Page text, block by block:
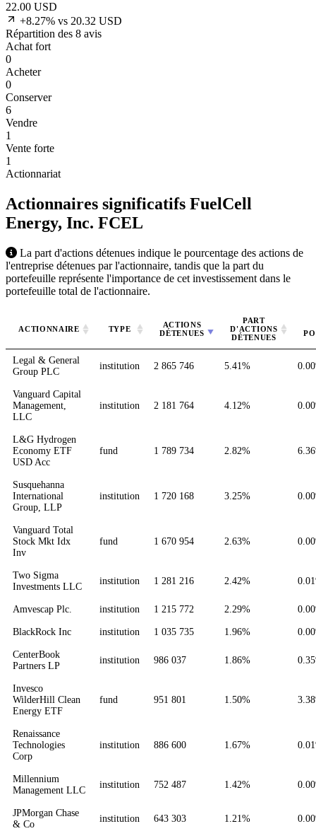
22.00 USD
+8.27% vs 20.32 USD
Répartition des 8 avis
Achat fort
0
Acheter
0
Conserver
6
Vendre
1
Vente forte
1
Actionnariat
Actionnaires significatifs FuelCell
Energy, Inc. FCEL
La part d'actions détenues indique le pourcentage des actions de
l'entreprise détenues par l'actionnaire, tandis que la part du
portefeuille représente l'importance de cet investissement dans le
portefeuille total de l'actionnaire.
ACTIONNAIRE TYPE
ACTIONS
DÉTENUES
PART
D'ACTIONS
DÉTENUES
Legal & General
Group PLC
institution 2 865 746 5.41%
Vanguard Capital
Management,
LLC
institution 2 181 764 4.12%
L&G Hydrogen
Economy ETF
USD Acc
fund 1 789 734 2.82%
Susquehanna
International
Group, LLP
institution 1 720 168 3.25%
Vanguard Total
Stock Mkt Idx
Inv
fund 1 670 954 2.63%
Two Sigma
Investments LLC
institution 1 281 216 2.42%
Amvescap Plc. institution 1 215 772 2.29%
BlackRock Inc institution 1 035 735 1.96%
CenterBook
Partners LP
institution 986 037 1.86%
Invesco
WilderHill Clean
Energy ETF
fund 951 801 1.50%
Renaissance
Technologies
Corp
institution 886 600 1.67%
Millennium
Management LLC
institution 752 487 1.42%
JPMorgan Chase
& Co
institution 643 303 1.21%